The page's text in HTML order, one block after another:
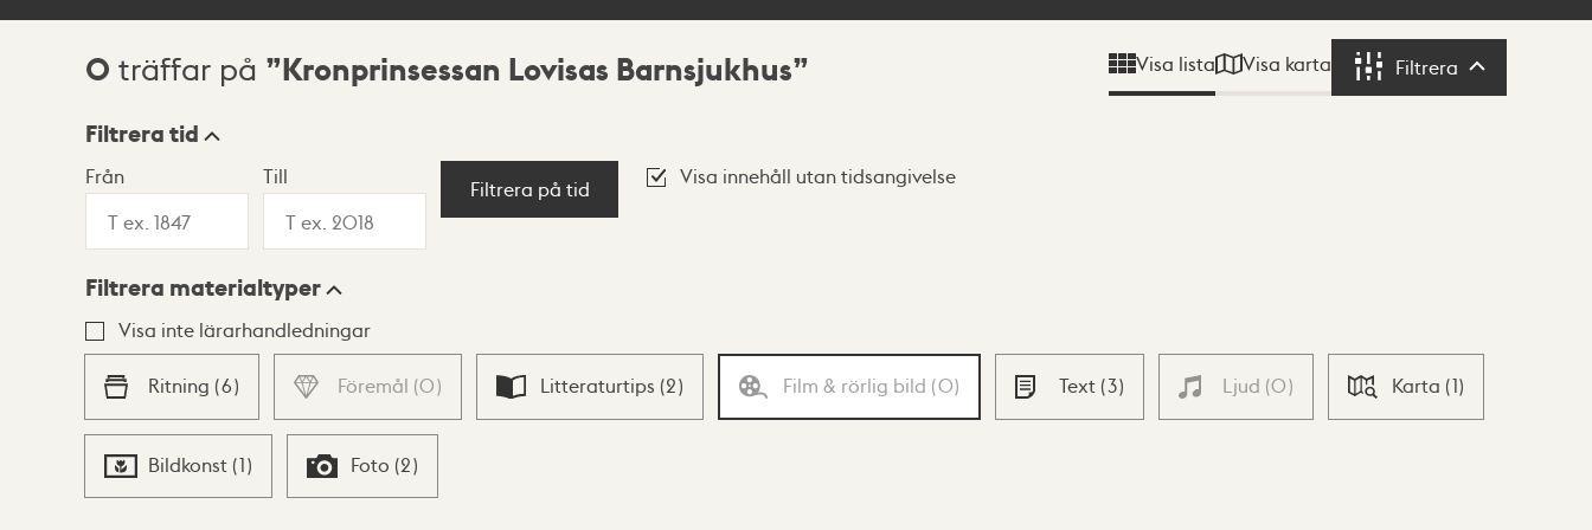
Sökresultat
0 träffar på Kronprinsessan Lovisas Barnsjukhus Visa lista Visa karta Filtrera Filtrera
Visningsläge
Lista Karta
Filtrera tid
Från Till
Filtrera på tid
Visa innehåll utan tidsangivelse
Filtrera materialtyper
Visa inte lärarhandledningar
Ritning (6) Föremål (0) Litteraturtips (2) Film & rörlig bild (0) Text (3) Ljud (0) Karta (1)
Bildkonst (1) Foto (2)